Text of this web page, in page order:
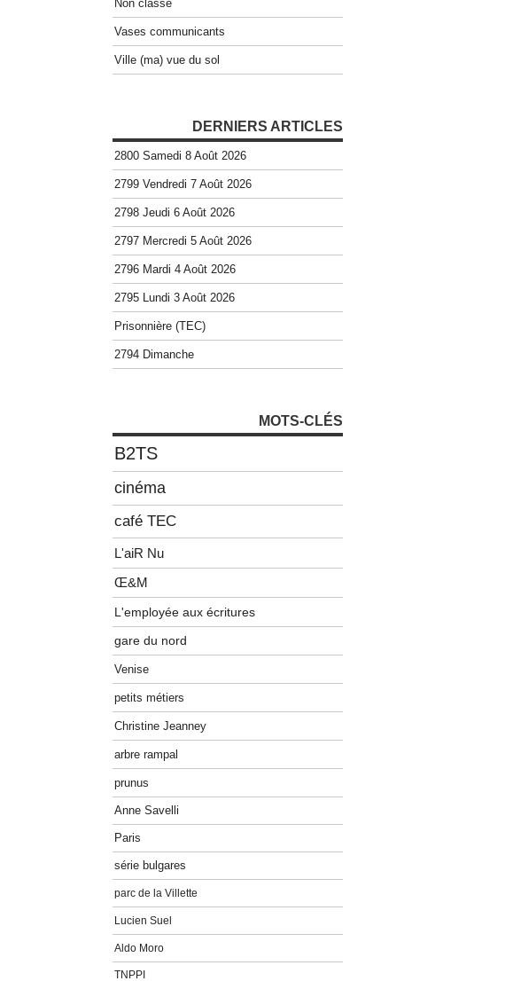
Non classé
Vases communicants
Ville (ma) vue du sol
DERNIERS ARTICLES
2800 Samedi 8 Août 2026
2799 Vendredi 7 Août 2026
2798 Jeudi 6 Août 2026
2797 Mercredi 5 Août 2026
2796 Mardi 4 Août 2026
2795 Lundi 3 Août 2026
Prisonnière (TEC)
2794 Dimanche
MOTS-CLÉS
B2TS
cinéma
café TEC
L'aiR Nu
Œ&M
L'employée aux écritures
gare du nord
Venise
petits métiers
Christine Jeanney
arbre rampal
prunus
Anne Savelli
Paris
série bulgares
parc de la Villette
Lucien Suel
Aldo Moro
TNPPI